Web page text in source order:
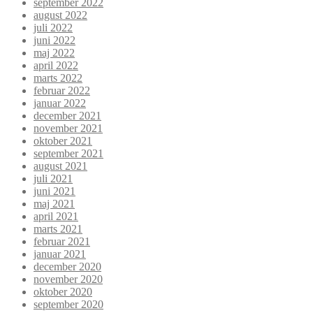
august 2022
juli 2022
juni 2022
maj 2022
april 2022
marts 2022
februar 2022
januar 2022
december 2021
november 2021
oktober 2021
september 2021
august 2021
juli 2021
juni 2021
maj 2021
april 2021
marts 2021
februar 2021
januar 2021
december 2020
november 2020
oktober 2020
september 2020